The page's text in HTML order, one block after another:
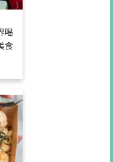
喝
食